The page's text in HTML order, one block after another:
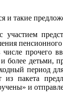
и такие
пенсионного
прочего
детьми,
период
из пакета
и